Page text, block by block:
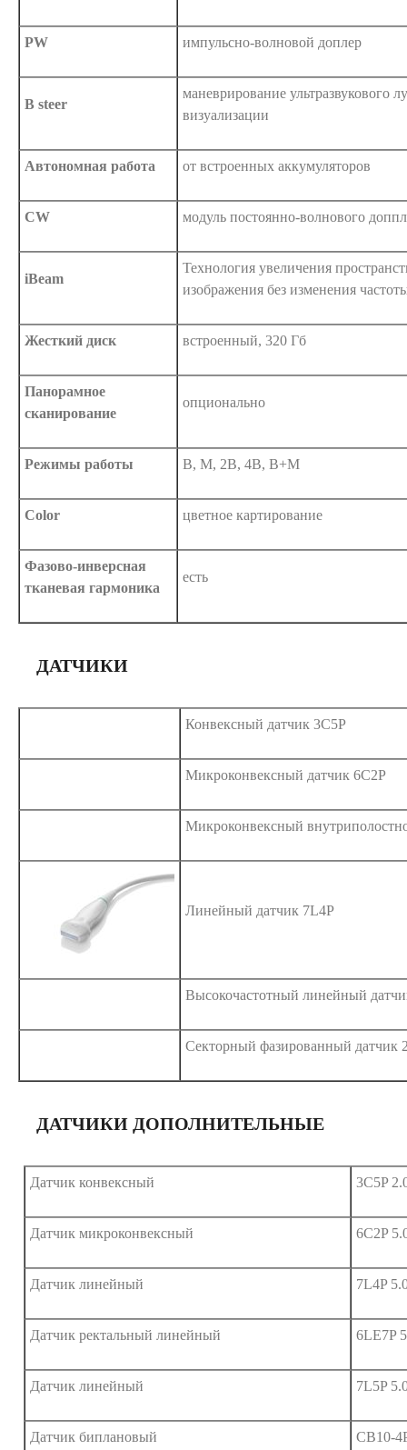
PW импульсно-волновой доплер
B steer
маневрирование ультразвукового
визуализации
Автономная работа от встроенных аккумуляторов
CW модуль постоянно-волнового
iBeam
Технология увеличения
изображения без изменения
Жесткий диск встроенный, 320 Гб
Панорамное
сканирование
опционально
Режимы работы В, М, 2B, 4B, B+M
Color цветное картирование
Фазово-инверсная
тканевая гармоника
есть
ДАТЧИКИ
Конвексный датчик 3C5P
Микроконвексный датчик 6C2P
Микроконвексный
Линейный датчик 7L4P
Высокочастотный линейный
Секторный фазированный датчик
ДАТЧИКИ ДОПОЛНИТЕЛЬНЫЕ
Датчик конвексный 3C5P
Датчик микроконвексный 6C2P
Датчик линейный 7L4P
Датчик ректальный линейный 6LE7P
Датчик линейный 7L5P
Датчик биплановый CB10-